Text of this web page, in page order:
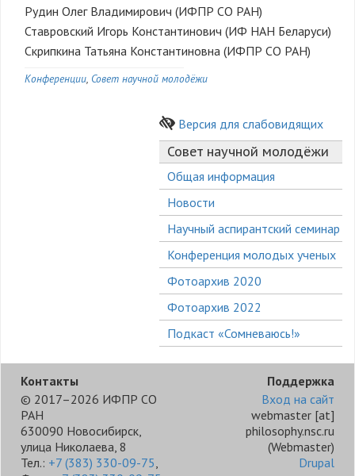
Рудин Олег Владимирович (ИФПР СО РАН)
Ставровский Игорь Константинович (ИФ НАН Беларуси)
Скрипкина Татьяна Константиновна (ИФПР СО РАН)
Конференции Совет научной молодёжи
Версия для слабовидящих
Совет научной молодёжи
Общая информация
Новости
Научный аспирантский семинар
Конференция молодых ученых
Фотоархив 2020
Фотоархив 2022
Подкаст «Сомневаюсь!»
Контакты
© 2017–2026 ИФПР СО
РАН
630090 Новосибирск,
улица Николаева, 8
Тел.: +7 (383) 330-09-75,
Поддержка
Вход на сайт
webmaster [at]
philosophy.nsc.ru
(Webmaster)
Drupal